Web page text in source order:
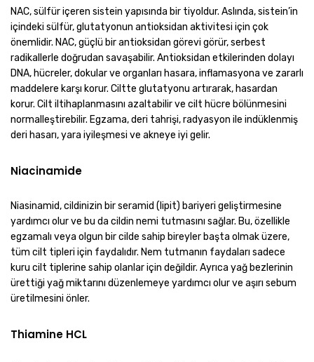
NAC, sülfür içeren sistein yapısında bir tiyoldur. Aslında, sistein’in
içindeki sülfür, glutatyonun antioksidan aktivitesi için çok
önemlidir. NAC, güçlü bir antioksidan görevi görür, serbest
radikallerle doğrudan savaşabilir. Antioksidan etkilerinden dolayı
DNA, hücreler, dokular ve organları hasara, inflamasyona ve zararlı
maddelere karşı korur. Ciltte glutatyonu artırarak, hasardan
korur. Cilt iltihaplanmasını azaltabilir ve cilt hücre bölünmesini
normalleştirebilir. Egzama, deri tahrişi, radyasyon ile indüklenmiş
deri hasarı, yara iyileşmesi ve akneye iyi gelir.
Niacinamide
Niasinamid, cildinizin bir seramid (lipit) bariyeri geliştirmesine
yardımcı olur ve bu da cildin nemi tutmasını sağlar. Bu, özellikle
egzamalı veya olgun bir cilde sahip bireyler başta olmak üzere,
tüm cilt tipleri için faydalıdır. Nem tutmanın faydaları sadece
kuru cilt tiplerine sahip olanlar için değildir. Ayrıca yağ bezlerinin
ürettiği yağ miktarını düzenlemeye yardımcı olur ve aşırı sebum
üretilmesini önler.
Thiamine HCL